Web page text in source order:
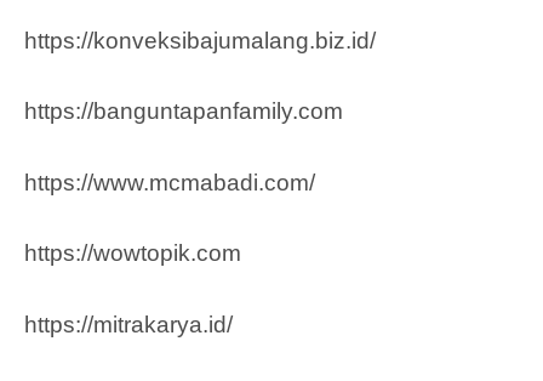
https://konveksibajumalang.biz.id/
https://banguntapanfamily.com
https://www.mcmabadi.com/
https://wowtopik.com
https://mitrakarya.id/